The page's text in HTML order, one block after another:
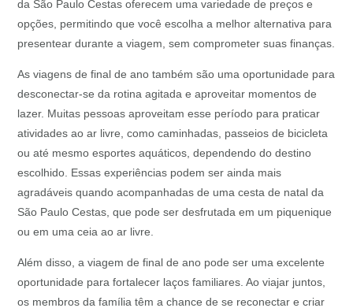
da São Paulo Cestas oferecem uma variedade de preços e
opções, permitindo que você escolha a melhor alternativa para
presentear durante a viagem, sem comprometer suas finanças.
As viagens de final de ano também são uma oportunidade para
desconectar-se da rotina agitada e aproveitar momentos de
lazer. Muitas pessoas aproveitam esse período para praticar
atividades ao ar livre, como caminhadas, passeios de bicicleta
ou até mesmo esportes aquáticos, dependendo do destino
escolhido. Essas experiências podem ser ainda mais
agradáveis quando acompanhadas de uma cesta de natal da
São Paulo Cestas, que pode ser desfrutada em um piquenique
ou em uma ceia ao ar livre.
Além disso, a viagem de final de ano pode ser uma excelente
oportunidade para fortalecer laços familiares. Ao viajar juntos,
os membros da família têm a chance de se reconectar e criar